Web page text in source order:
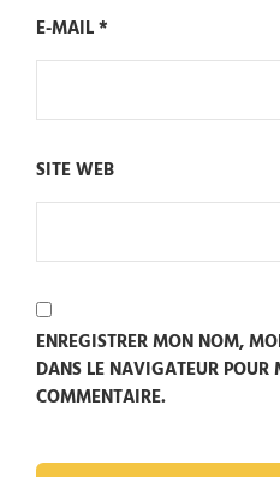
E-MAIL*
SITE WEB
ENREGISTRER MON NOM,
DANS LE NAVIGATEUR POUR
COMMENTAIRE.